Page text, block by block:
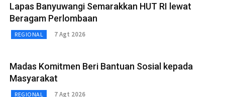
Lapas Banyuwangi Semarakkan HUT RI lewat
Beragam Perlombaan
REGIONAL 7 Agt 2026
Madas Komitmen Beri Bantuan Sosial kepada
Masyarakat
REGIONAL 7 Agt 2026